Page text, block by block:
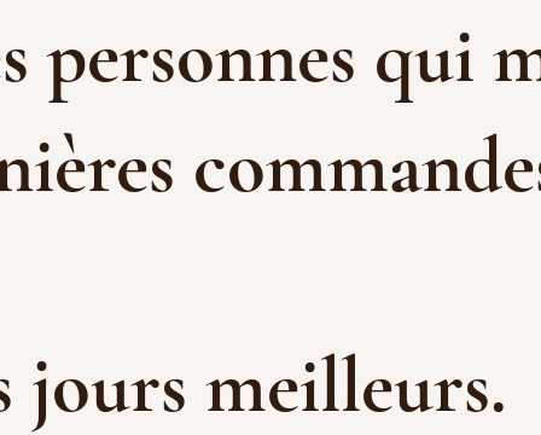
personnes qui
jours meilleurs.